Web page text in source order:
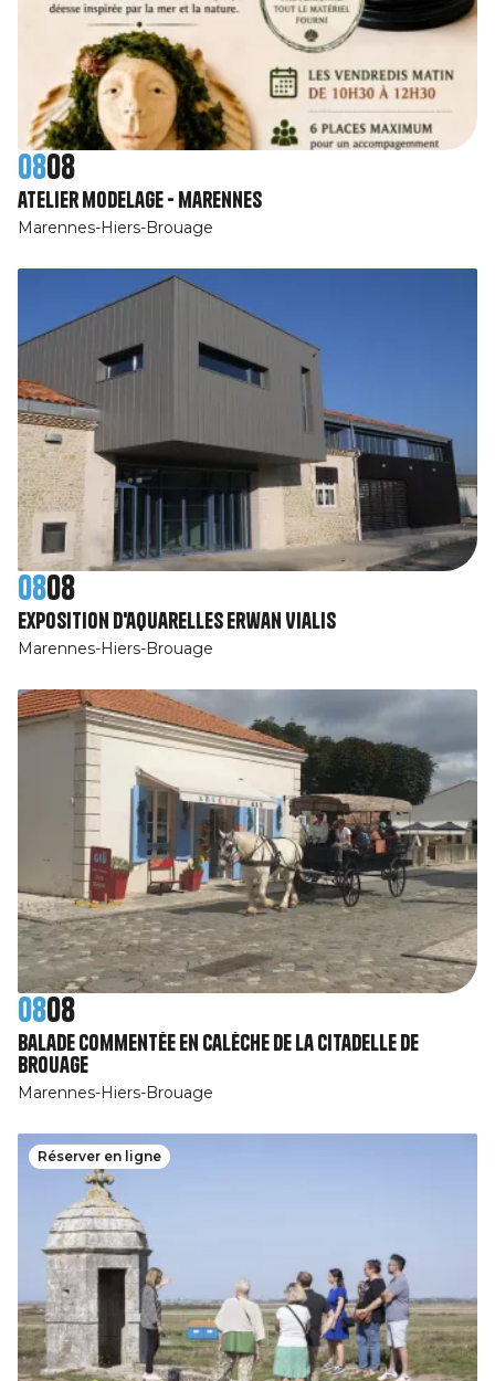
0808
atelier modelage - marennes
Marennes-Hiers-Brouage
0808
Exposition d'aquarelles Erwan Vialis
Marennes-Hiers-Brouage
0808
Balade commentée en calèche de la citadelle de
Brouage
Marennes-Hiers-Brouage
Réserver en ligne